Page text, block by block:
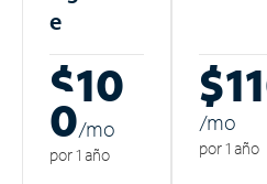
e
$10
0/mo
por 1 año
/mo
por 1 año